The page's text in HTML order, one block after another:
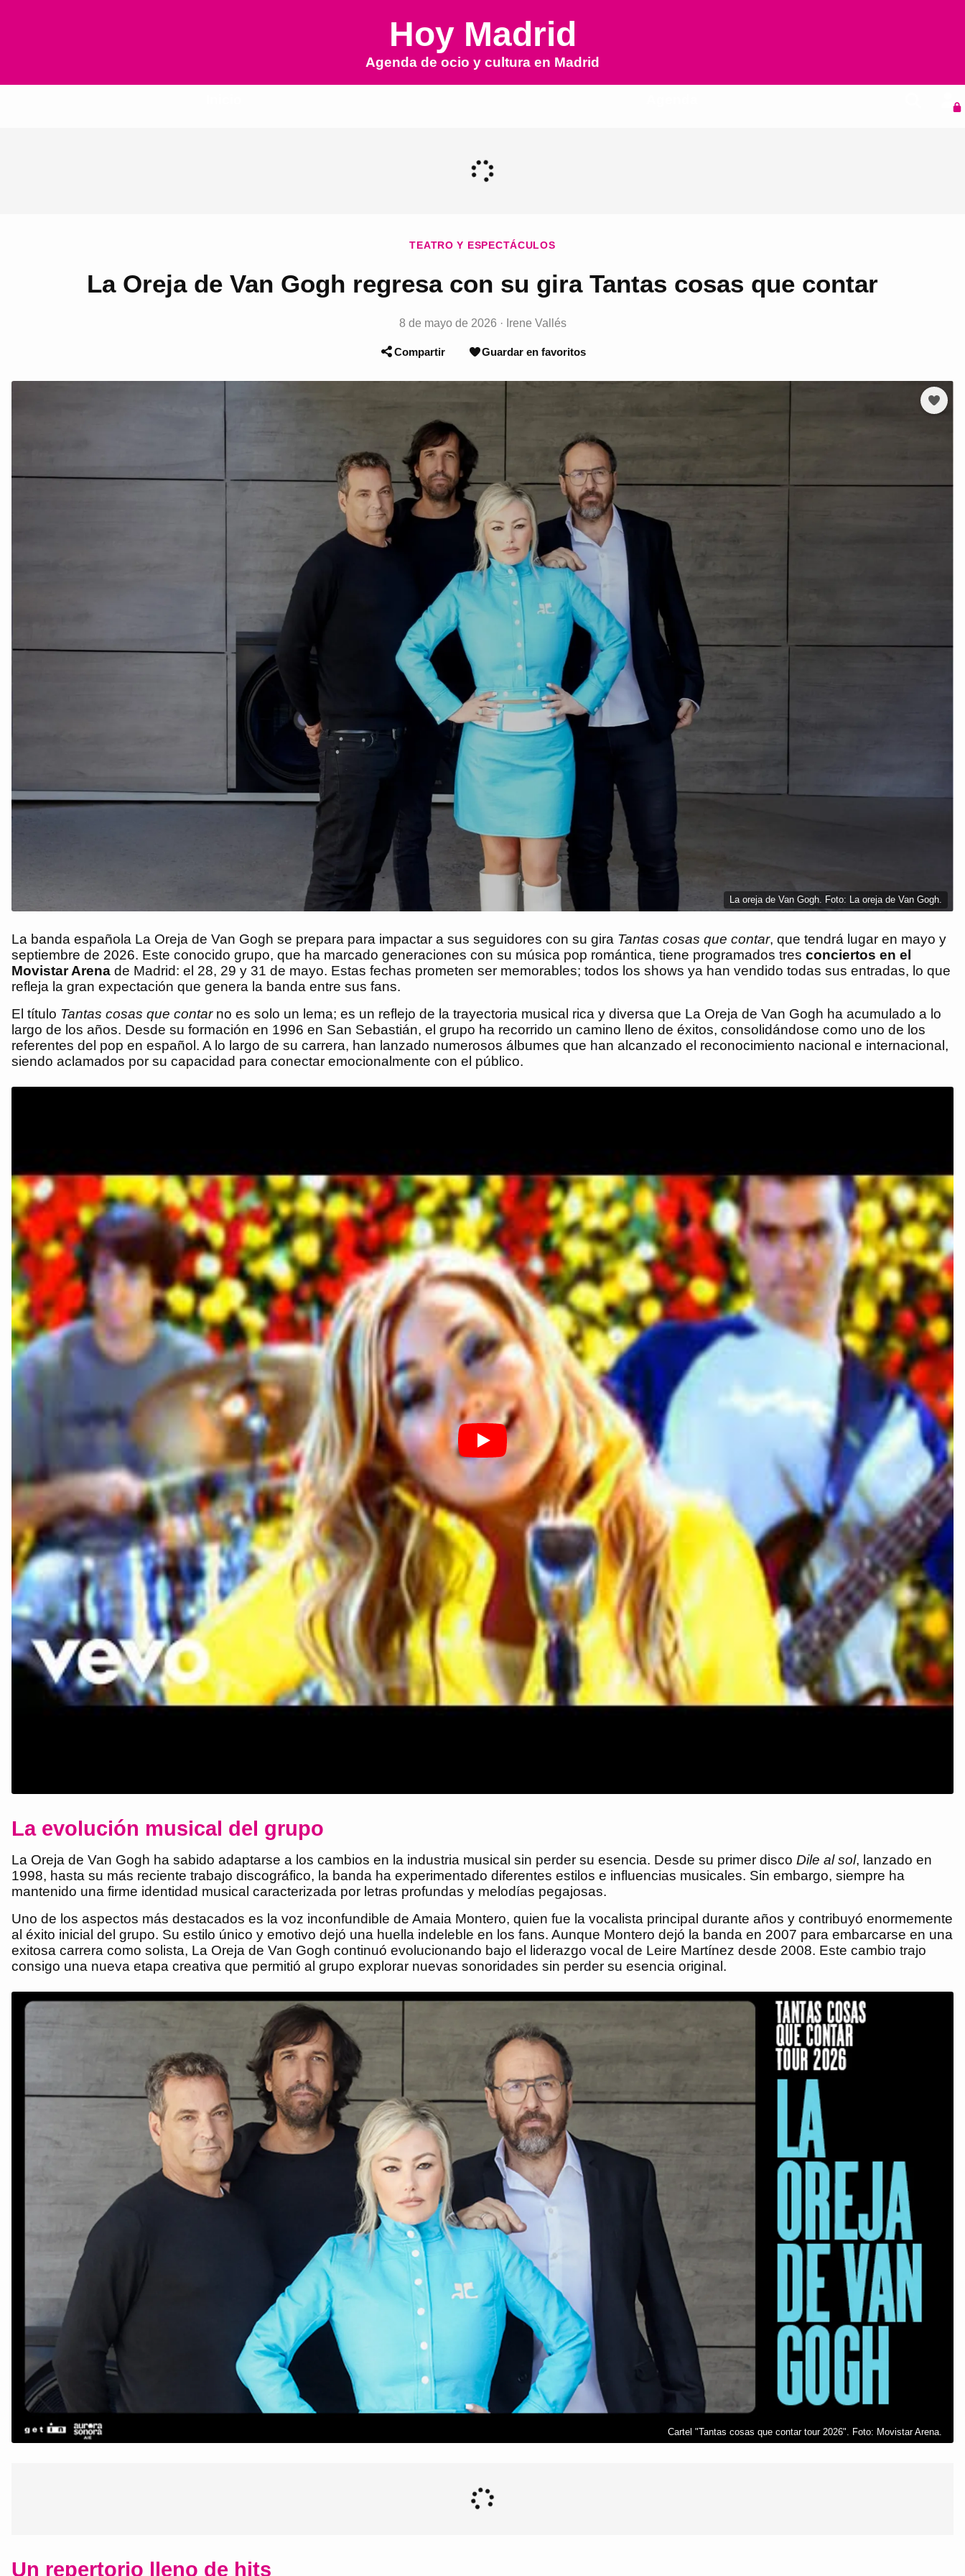
Hoy Madrid
Agenda de ocio y cultura en Madrid
TEATRO Y ESPECTÁCULOS
La Oreja de Van Gogh regresa con su gira Tantas cosas que contar
8 de mayo de 2026 · Irene Vallés
Compartir Guardar en favoritos
La oreja de Van Gogh. Foto: La oreja de Van Gogh.
La banda española La Oreja de Van Gogh se prepara para impactar a sus seguidores con su gira Tantas cosas que contar, que tendrá lugar en mayo y
septiembre de 2026. Este conocido grupo, que ha marcado generaciones con su música pop romántica, tiene programados tres conciertos en el
Movistar Arena de Madrid: el 28, 29 y 31 de mayo. Estas fechas prometen ser memorables; todos los shows ya han vendido todas sus entradas, lo que
refleja la gran expectación que genera la banda entre sus fans.
El título Tantas cosas que contarno es solo un lema; es un reflejo de la trayectoria musical rica y diversa que La Oreja de Van Gogh ha acumulado a lo
largo de los años. Desde su formación en 1996 en San Sebastián, el grupo ha recorrido un camino lleno de éxitos, consolidándose como uno de los
referentes del pop en español. A lo largo de su carrera, han lanzado numerosos álbumes que han alcanzado el reconocimiento nacional e internacional,
siendo aclamados por su capacidad para conectar emocionalmente con el público.
La evolución musical del grupo
La Oreja de Van Gogh ha sabido adaptarse a los cambios en la industria musical sin perder su esencia. Desde su primer disco Dile al sol, lanzado en
1998, hasta su más reciente trabajo discográfico, la banda ha experimentado diferentes estilos e influencias musicales. Sin embargo, siempre ha
mantenido una firme identidad musical caracterizada por letras profundas y melodías pegajosas.
Uno de los aspectos más destacados es la voz inconfundible de Amaia Montero, quien fue la vocalista principal durante años y contribuyó enormemente
al éxito inicial del grupo. Su estilo único y emotivo dejó una huella indeleble en los fans. Aunque Montero dejó la banda en 2007 para embarcarse en una
exitosa carrera como solista, La Oreja de Van Gogh continuó evolucionando bajo el liderazgo vocal de Leire Martínez desde 2008. Este cambio trajo
consigo una nueva etapa creativa que permitió al grupo explorar nuevas sonoridades sin perder su esencia original.
Cartel "Tantas cosas que contar tour 2026". Foto: Movistar Arena.
Un repertorio lleno de hits